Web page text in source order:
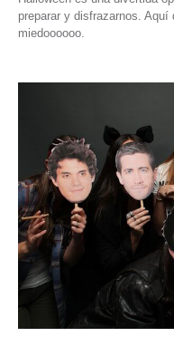
preparar y disfrazarnos.
miedoooooo.